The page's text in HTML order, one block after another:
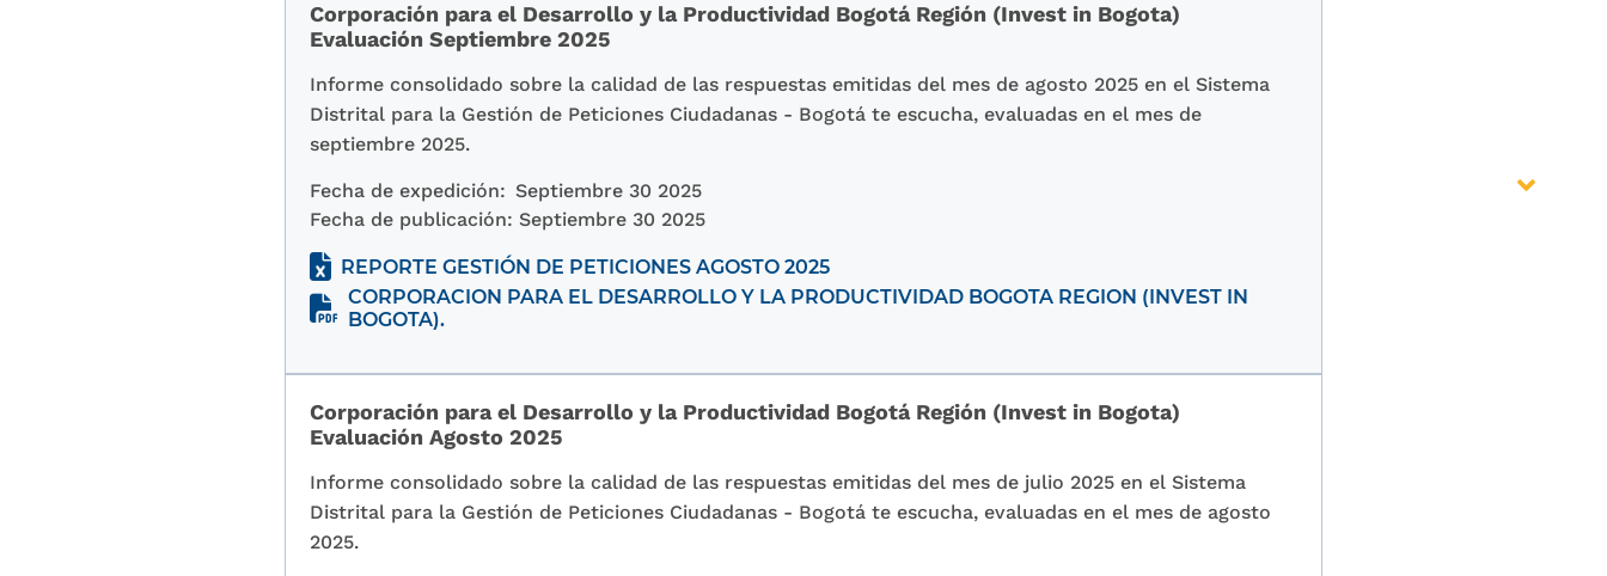
Corporación para el Desarrollo y la Productividad Bogotá Región (Invest in Bogota)
Evaluación Septiembre 2025
Informe consolidado sobre la calidad de las respuestas emitidas del mes de agosto 2025 en el Sistema
Distrital para la Gestión de Peticiones Ciudadanas - Bogotá te escucha, evaluadas en el mes de
septiembre 2025.
Fecha de expedición: Septiembre 30 2025
Fecha de publicación: Septiembre 30 2025
REPORTE GESTIÓN DE PETICIONES AGOSTO 2025
CORPORACION PARA EL DESARROLLO Y LA PRODUCTIVIDAD BOGOTA REGION (INVEST IN
BOGOTA).
Corporación para el Desarrollo y la Productividad Bogotá Región (Invest in Bogota)
Evaluación Agosto 2025
Informe consolidado sobre la calidad de las respuestas emitidas del mes de julio 2025 en el Sistema
Distrital para la Gestión de Peticiones Ciudadanas - Bogotá te escucha, evaluadas en el mes de agosto
2025.